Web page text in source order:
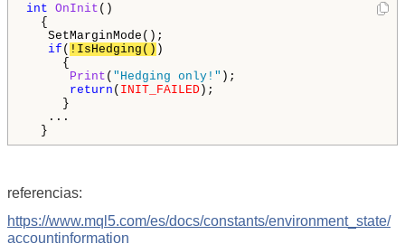
int OnInit ()
{
SetMarginMode();
if ( !IsHedging() )
{
Print ( "Hedging only!" );
return ( INIT_FAILED);
}
...
}
referencias:
https://www.mql5.com/es/docs/constants/environment_state/
accountinformation